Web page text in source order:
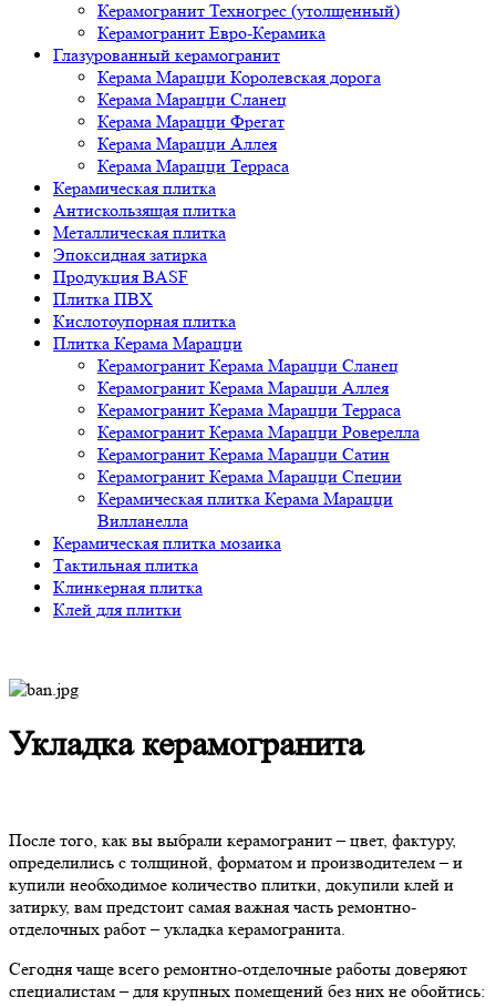
Керамогранит Техногрес (утолщенный)
Керамогранит Евро-Керамика
Глазурованный керамогранит
Керама Марацци Королевская дорога
Керама Марацци Сланец
Керама Марацци Фрегат
Керама Марацци Аллея
Керама Марацци Терраса
Керамическая плитка
Антискользящая плитка
Металлическая плитка
Эпоксидная затирка
Продукция BASF
Плитка ПВХ
Кислотоупорная плитка
Плитка Керама Марацци
Керамогранит Керама Марацци Сланец
Керамогранит Керама Марацци Аллея
Керамогранит Керама Марацци Терраса
Керамогранит Керама Марацци Роверелла
Керамогранит Керама Марацци Сатин
Керамогранит Керама Марацци Специи
Керамическая плитка Керама Марацци
Вилланелла
Керамическая плитка мозаика
Тактильная плитка
Клинкерная плитка
Клей для плитки
Укладка керамогранита
После того, как вы выбрали керамогранит – цвет, фактуру,
определились с толщиной, форматом и производителем – и
купили необходимое количество плитки, докупили клей и
затирку, вам предстоит самая важная часть ремонтно-
отделочных работ – укладка керамогранита.
Сегодня чаще всего ремонтно-отделочные работы доверяют
специалистам – для крупных помещений без них не обойтись: